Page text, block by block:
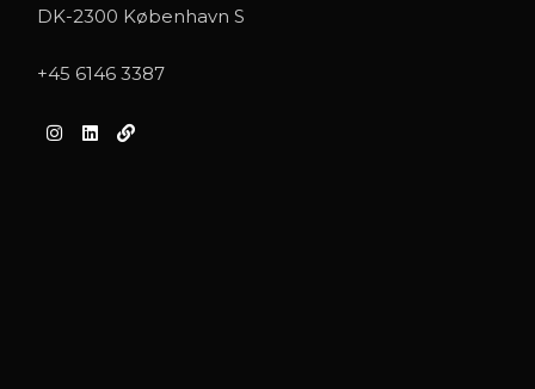
DK-2300 København S
+45 6146 3387